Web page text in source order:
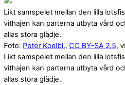
Likt samspelet mellan den lilla
vithajen kan parterna utbyta vård
allas stora glädje.
Foto: Peter Koelbl., CC BY-SA 2.5,
Likt samspelet mellan den lilla
vithajen kan parterna utbyta vård
allas stora glädje.